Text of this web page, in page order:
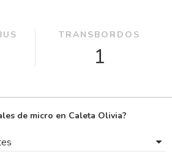
TRANSBORDOS
1
de micro en Caleta Olivia?